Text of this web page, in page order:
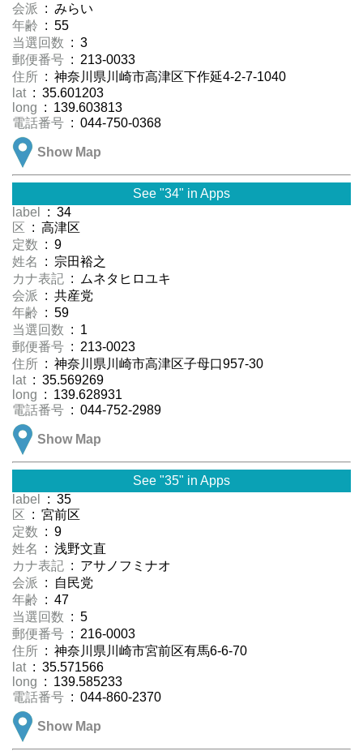
会派 : みらい
年齢 : 55
当選回数 : 3
郵便番号 : 213-0033
住所 : 神奈川県川崎市高津区下作延4-2-7-1040
lat : 35.601203
long : 139.603813
電話番号 : 044-750-0368
Show Map
See "34" in Apps
label
: 34
区 : 高津区
定数 : 9
姓名
: 宗田裕之
カナ表記 : ムネタヒロユキ
会派 : 共産党
年齢 : 59
当選回数 : 1
郵便番号 : 213-0023
住所 : 神奈川県川崎市高津区子母口957-30
lat : 35.569269
long : 139.628931
電話番号 : 044-752-2989
Show Map
See "35" in Apps
label
: 35
区 : 宮前区
定数 : 9
姓名
: 浅野文直
カナ表記 : アサノフミナオ
会派 : 自民党
年齢 : 47
当選回数 : 5
郵便番号 : 216-0003
住所 : 神奈川県川崎市宮前区有馬6-6-70
lat : 35.571566
long : 139.585233
電話番号 : 044-860-2370
Show Map